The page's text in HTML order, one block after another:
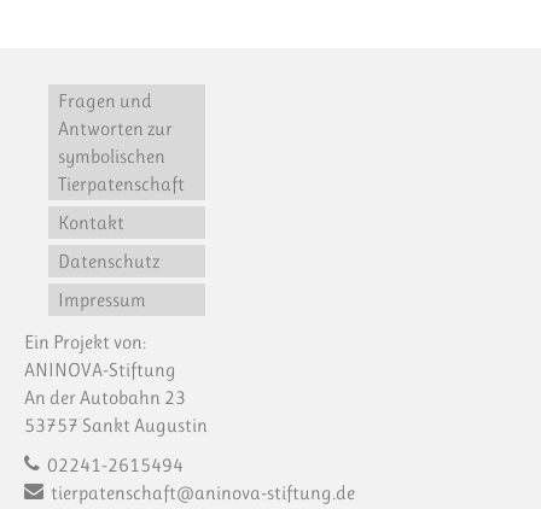
Fragen und
Antworten zur
symbolischen
Tierpatenschaft
Kontakt
Datenschutz
Impressum
Ein Projekt von:
ANINOVA-Stiftung
An der Autobahn 23
53757 Sankt Augustin
02241-2615494
tierpatenschaft@aninova-stiftung.de